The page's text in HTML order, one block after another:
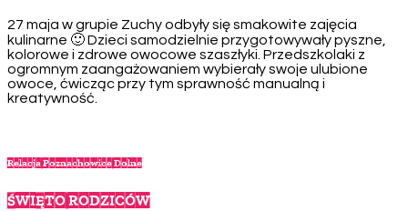
27 maja w grupie Zuchy odbyły się smakowite zajęcia
kulinarne 🙂 Dzieci samodzielnie przygotowywały pyszne,
kolorowe i zdrowe owocowe szaszłyki. Przedszkolaki z
ogromnym zaangażowaniem wybierały swoje ulubione
owoce, ćwicząc przy tym sprawność manualną i
kreatywność.
Relacja Poznachowice Dolne
ŚWIĘTO RODZICÓW